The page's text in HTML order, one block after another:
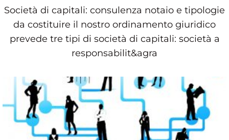
Società di capitali: consulenza notaio e tipologie
da costituire il nostro ordinamento giuridico
prevede tre tipi di società di capitali: società a
responsabilit&agra